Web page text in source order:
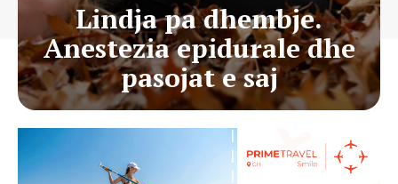
Lindja pa dhembje.
Anestezia epidurale dhe
pasojat e saj